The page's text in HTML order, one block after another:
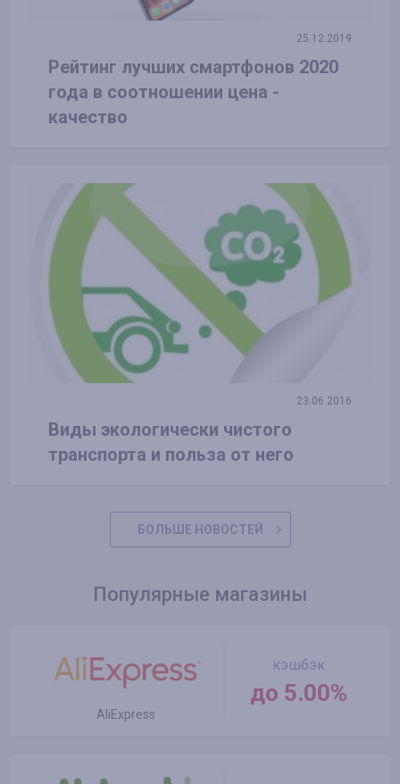
25.12.2019
Рейтинг лучших смартфонов 2020
года в соотношении цена -
качество
23.06.2016
Виды экологически чистого
транспорта и польза от него
БОЛЬШЕ НОВОСТЕЙ
Популярные магазины
AliExpress
кэшбэк
до 5.00%